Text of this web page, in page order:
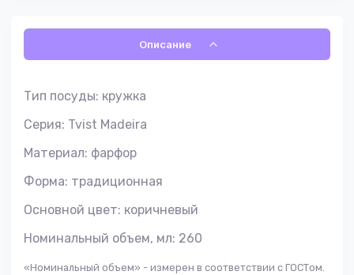
Описание
Тип посуды: кружка
Серия: Tvist Madeira
Материал: фарфор
Форма: традиционная
Основной цвет: коричневый
Номинальный объем, мл: 260
«Номинальный объем» - измерен в соответствии с ГОСТом.